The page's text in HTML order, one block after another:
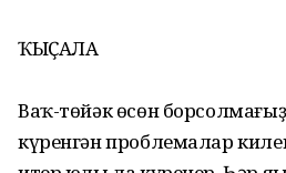
ҠЫҪАЛА
Ваҡ-төйәк өсөн
күренгән проблемалар